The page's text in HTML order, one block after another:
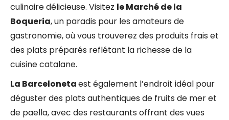
culinaire délicieuse. Visitez le Marché de la
Boqueria, un paradis pour les amateurs de
gastronomie, où vous trouverez des produits frais et
des plats préparés reflétant la richesse de la
cuisine catalane.
La Barcelonetaest également l’endroit idéal pour
déguster des plats authentiques de fruits de mer et
de paella, avec des restaurants offrant des vues